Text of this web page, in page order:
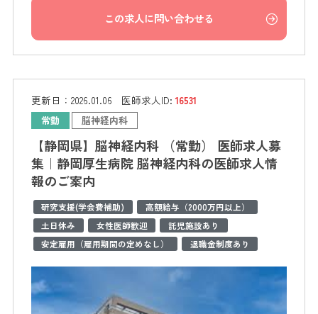
この求人に問い合わせる
更新日： 2026.01.06 医師求人ID:16531
常勤 脳神経内科
【静岡県】脳神経内科 （常勤） 医師求人募
集｜静岡厚生病院 脳神経内科の医師求人情
報のご案内
研究支援(学会費補助)
高額給与（2000万円以上）
土日休み
女性医師歓迎
託児施設あり
安定雇用（雇用期間の定めなし）
退職金制度あり